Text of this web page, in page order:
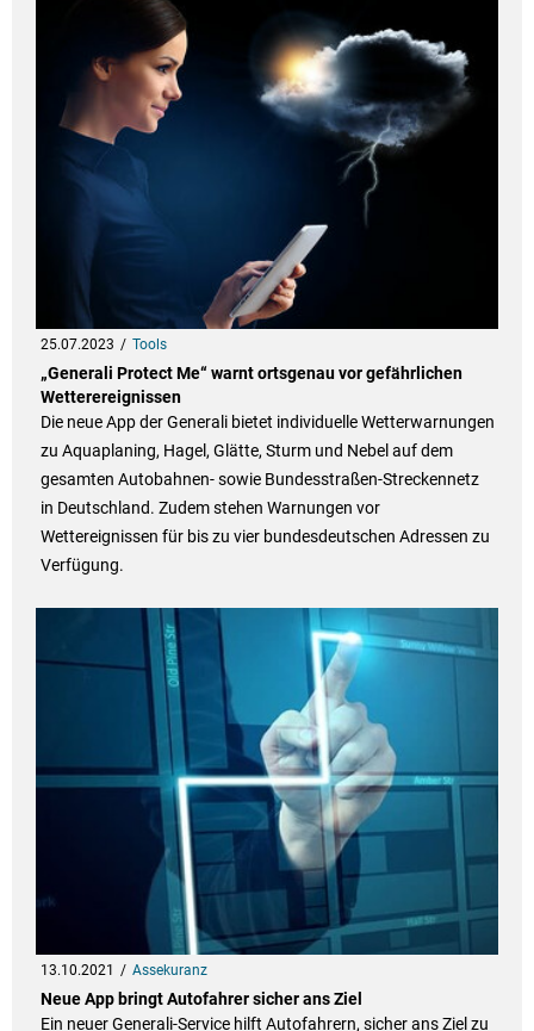
25.07.2023 Tools
„Generali Protect Me“ warnt ortsgenau vor gefährlichen
Wetterereignissen
Die neue App der Generali bietet individuelle Wetterwarnungen
zu Aquaplaning, Hagel, Glätte, Sturm und Nebel auf dem
gesamten Autobahnen- sowie Bundesstraßen-Streckennetz
in Deutschland. Zudem stehen Warnungen vor
Wettereignissen für bis zu vier bundesdeutschen Adressen zu
Verfügung.
13.10.2021 Assekuranz
Neue App bringt Autofahrer sicher ans Ziel
Ein neuer Generali-Service hilft Autofahrern, sicher ans Ziel zu